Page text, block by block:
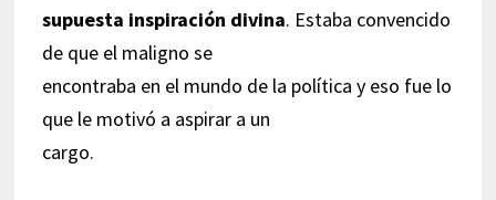
supuesta inspiración divina. Estaba convencido
de que el maligno se
encontraba en el mundo de la política y eso fue lo
que le motivó a aspirar a un
cargo.